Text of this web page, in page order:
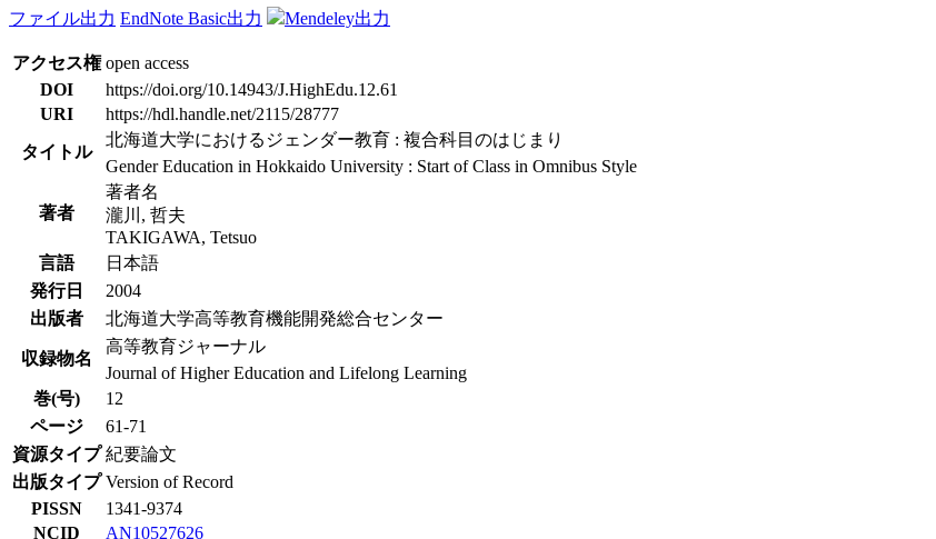
ファイル出力 EndNote Basic出力 Mendeley出力
アクセス権 open access
DOI
https://doi.org/10.14943/J.HighEdu.12.61
URI
https://hdl.handle.net/2115/28777
タイトル
北海道大学におけるジェンダー教育 : 複合科目のはじまり
Gender Education in Hokkaido University : Start of Class in Omnibus Style
著者
著者名
瀧川, 哲夫
TAKIGAWA, Tetsuo
言語
日本語
発行日
2004
出版者
北海道大学高等教育機能開発総合センター
収録物名
高等教育ジャーナル
Journal of Higher Education and Lifelong Learning
巻(号)
12
ページ
61-71
資源タイプ 紀要論文
出版タイプ Version of Record
PISSN
1341-9374
NCID
AN10527626